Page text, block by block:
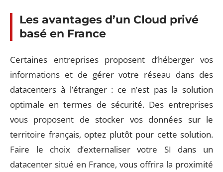
Les avantages d’un Cloud privé
basé en France
Certaines entreprises proposent d’héberger vos
informations et de gérer votre réseau dans des
datacenters à l’étranger : ce n’est pas la solution
optimale en termes de sécurité. Des entreprises
vous proposent de stocker vos données sur le
territoire français, optez plutôt pour cette solution.
Faire le choix d’externaliser votre SI dans un
datacenter situé en France, vous offrira la proximité